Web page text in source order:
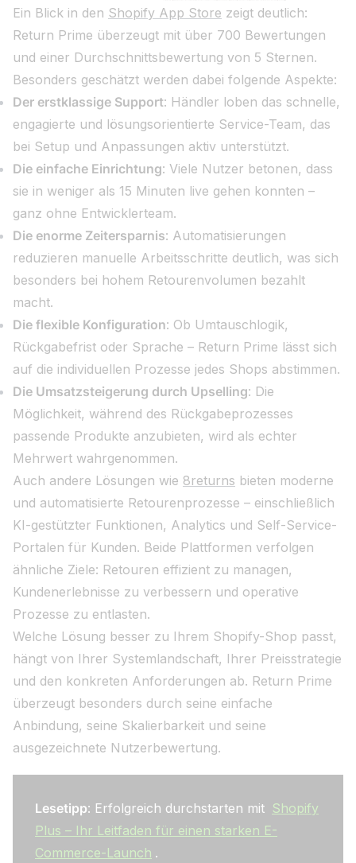
Ein Blick in den Shopify App Store zeigt deutlich:
Return Prime überzeugt mit über 700 Bewertungen
und einer Durchschnittsbewertung von 5 Sternen.
Besonders geschätzt werden dabei folgende Aspekte:
Der erstklassige Support: Händler loben das schnelle,
engagierte und lösungsorientierte Service-Team, das
bei Setup und Anpassungen aktiv unterstützt.
Die einfache Einrichtung: Viele Nutzer betonen, dass
sie in weniger als 15 Minuten live gehen konnten –
ganz ohne Entwicklerteam.
Die enorme Zeitersparnis: Automatisierungen
reduzieren manuelle Arbeitsschritte deutlich, was sich
besonders bei hohem Retourenvolumen bezahlt
macht.
Die flexible Konfiguration: Ob Umtauschlogik,
Rückgabefrist oder Sprache – Return Prime lässt sich
auf die individuellen Prozesse jedes Shops abstimmen.
Die Umsatzsteigerung durch Upselling: Die
Möglichkeit, während des Rückgabeprozesses
passende Produkte anzubieten, wird als echter
Mehrwert wahrgenommen.
Auch andere Lösungen wie 8returns bieten moderne
und automatisierte Retourenprozesse – einschließlich
KI-gestützter Funktionen, Analytics und Self-Service-
Portalen für Kunden. Beide Plattformen verfolgen
ähnliche Ziele: Retouren effizient zu managen,
Kundenerlebnisse zu verbessern und operative
Prozesse zu entlasten.
Welche Lösung besser zu Ihrem Shopify-Shop passt,
hängt von Ihrer Systemlandschaft, Ihrer Preisstrategie
und den konkreten Anforderungen ab. Return Prime
überzeugt besonders durch seine einfache
Anbindung, seine Skalierbarkeit und seine
ausgezeichnete Nutzerbewertung.
Lesetipp: Erfolgreich durchstarten mit Shopify
Plus – Ihr Leitfaden für einen starken E-
Commerce-Launch .